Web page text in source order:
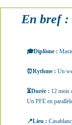
En bref :
🎓Diplôme :
⏰Rythme : Un
⏳Durée : 12 mois
Un PFE en
📍Lieu :